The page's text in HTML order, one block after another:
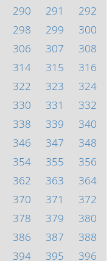
290 291
292
298 299
300
306 307
308
314 315
316
322 323
324
330 331
332
338 339
340
346 347
348
354 355
356
362 363
364
370 371
372
378 379
380
386 387
388
394 395 396